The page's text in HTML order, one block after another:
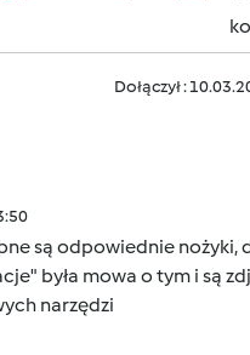
Dołączył :
są odpowiednie nożyki,
była mowa o tym i są
narzędzi